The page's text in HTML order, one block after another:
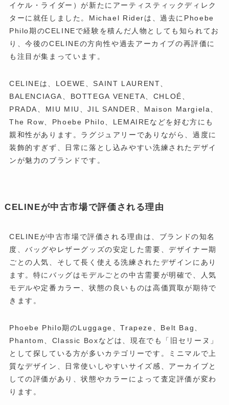
イケル・ライダー）が新たにアーティスティックディレク
ターに就任しました。Michael Riderは、過去にPhoebe
Philo期のCELINEで経験を積んだ人物としても知られてお
り、今後のCELINEの方向性や過去アーカイブの再評価に
も注目が集まっています。
CELINEは、LOEWE、SAINT LAURENT、
BALENCIAGA、BOTTEGA VENETA、CHLOÉ、
PRADA、MIU MIU、JIL SANDER、Maison Margiela、
The Row、Phoebe Philo、LEMAIREなどを好む方にも
親和性があります。ラグジュアリーでありながら、過度に
装飾的すぎず、日常に落とし込みやすい洗練されたデザイ
ンが魅力のブランドです。
CELINEが中古市場で評価される理由
CELINEが中古市場で評価される理由は、ブランドの知名
度、バッグやレザーグッズの安定した需要、デザイナー期
ごとの人気、そして長く使える洗練されたデザインにあり
ます。特にバッグはモデルごとの中古需要が明確で、人気
モデルや定番カラー、状態の良いものは高価買取が期待で
きます。
Phoebe Philo期のLuggage、Trapeze、Belt Bag、
Phantom、Classic Boxなどは、現在でも「旧セリーヌ」
として探している方が多いカテゴリーです。ミニマルで上
質なデザイン、日常使いしやすいサイズ感、アーカイブと
しての評価があり、状態やカラーによって査定評価が変わ
ります。